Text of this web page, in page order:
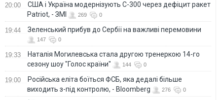
20:00
США і Україна модернізують С-300 через дефіцит ракет
Patriot, - ЗМІ
269 0
19:44 Зеленський прибув до Сербії на важливі перемовини
147 0
19:33
Наталія Могилевська стала другою тренеркою 14-го
сезону шоу "Голос країни"
144 0
19:00
Російська еліта боїться ФСБ, яка дедалі більше
виходить з-під контролю, - Bloomberg
276 0